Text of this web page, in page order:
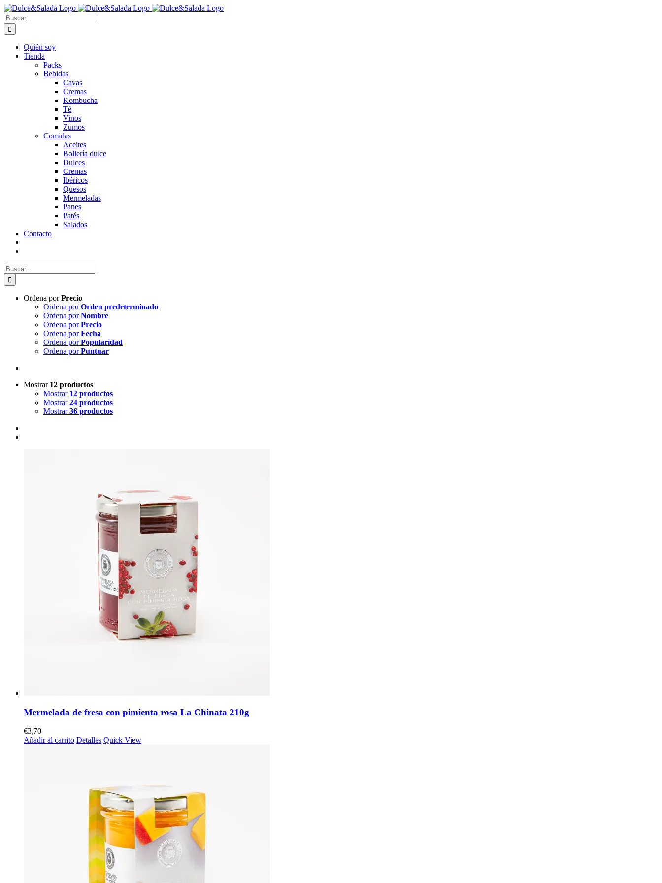
Saltar
al
contenido
Buscar:
Quién soy
Tienda
Packs
Bebidas
Cavas
Cremas
Kombucha
Té
Vinos
Zumos
Comidas
Aceites
Bollería dulce
Dulces
Cremas
Ibéricos
Quesos
Mermeladas
Panes
Patés
Salados
Contacto
Buscar:
Ordena porPrecio
Ordena porOrden predeterminado
Ordena porNombre
Ordena porPrecio
Ordena porFecha
Ordena porPopularidad
Ordena porPuntuar
Mostrar 12 productos
Mostrar 12 productos
Mostrar24 productos
Mostrar36 productos
Mermelada de fresa con pimienta rosa La Chinata 210g
€3,70
Añadir al carrito Detalles Quick View